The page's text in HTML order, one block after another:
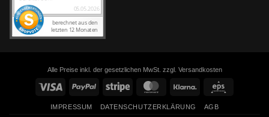
Alle Preise inkl. der gesetzlichen MwSt. zzgl. Versandkosten
Visa PayPal Stripe MasterCard Klarna
IMPRESSUM DATENSCHUTZERKLÄRUNG AGB